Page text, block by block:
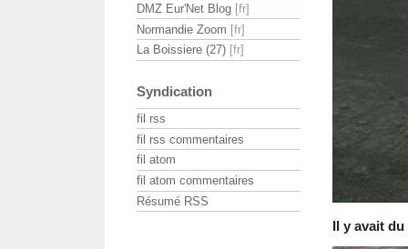
Il y avait
DMZ Eur'Net Blog
Normandie Zoom
La Boissiere (27)
Syndication
fil rss
fil rss commentaires
fil atom
fil atom commentaires
Résumé RSS